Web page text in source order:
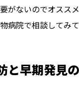
がないのでオスス
病院で相談してみて
と早期発見